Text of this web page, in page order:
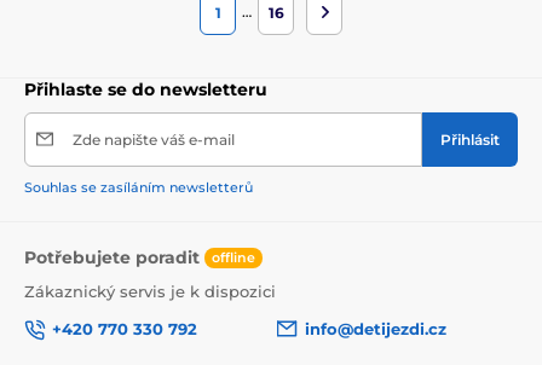
1 … 16
Přihlaste se do newsletteru
Zde napište váš e-mail Přihlásit
Souhlas se zasíláním newsletterů
Potřebujete poradit offline
Zákaznický servis je k dispozici
+420 770 330 792
info@detijezdi.cz